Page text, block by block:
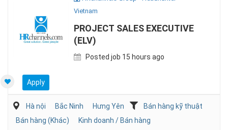
Vietnam
PROJECT SALES EXECUTIVE
(ELV)
Posted job 15 hours ago
Apply
Hà nội Bắc Ninh Hưng Yên
Bán hàng kỹ thuật
Bán hàng (Khác)
Kinh doanh / Bán hàng